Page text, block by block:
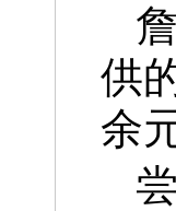
供
余